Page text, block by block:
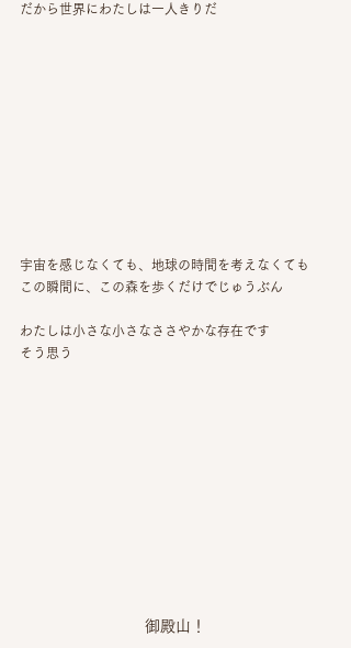
だから世界にわたしは一人きりだ
宇宙を感じなくても、地球の時間を考えなくても
この瞬間に、この森を歩くだけでじゅうぶん
わたしは小さな小さなささやかな存在です
そう思う
御殿山！